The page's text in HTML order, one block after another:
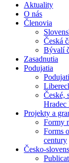
Aktuality
O nás
Členovia
Česká
Bývalí
Zasadnutia
Podujatia
České,
Hradec
Projekty a
Formy
Forms
century
Česko-